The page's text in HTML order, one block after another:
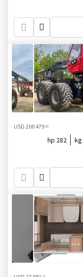
≈ 200 479 USD
282 hp